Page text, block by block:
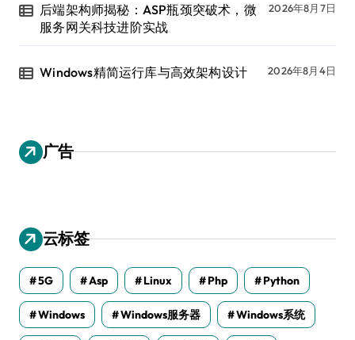
后端架构师揭秘：ASP瓶颈突破术，微
服务网关科技进阶实战
2026年8月7日
Windows精简运行库与高效架构设计 2026年8月4日
广告
云标签
5G Asp Linux Php Python
Windows Windows服务器 Windows系统